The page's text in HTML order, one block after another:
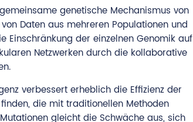
genetische Mechanismus von
Daten aus mehreren Populationen und
Einschränkung der einzelnen Genomik auf
Netzwerken durch die kollaborative
verbessert erheblich die Effizienz der
die mit traditionellen Methoden
gleicht die Schwäche aus, sich